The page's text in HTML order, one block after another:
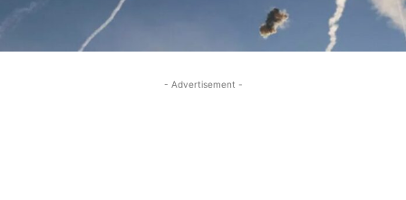
- Advertisement -